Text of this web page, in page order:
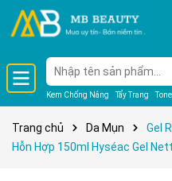
Kem Chống Nắng Tẩy Trang
Trang chủ Da Mụn
Gel
Hỗn Hợp 150ml Hyséac Gel